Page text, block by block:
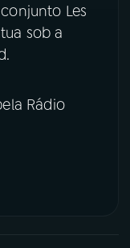
Les
sob a
Rádio